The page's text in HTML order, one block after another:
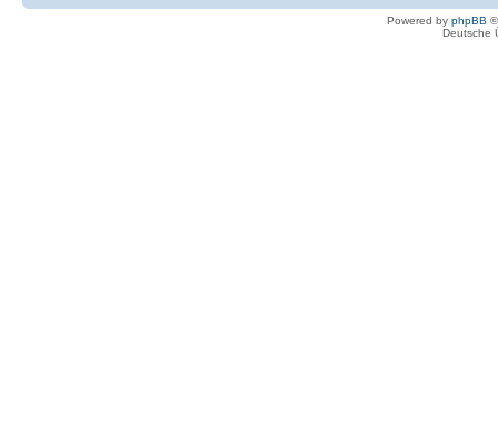
Powered by phpBB
Deutsche